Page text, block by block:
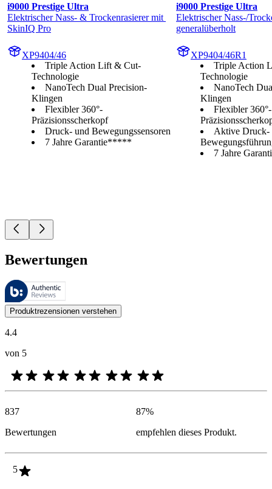
i9000 Prestige Ultra
Elektrischer Nass- & Trockenrasierer mit
SkinIQ Pro
XP9404/46
Triple Action Lift & Cut-
Technologie
NanoTech Dual Precision-
Klingen
Flexibler 360°-
Präzisionsscherkopf
Druck- und Bewegungssensoren
7 Jahre Garantie*****
i9000 Prestige Ultra
Elektrischer Nass-/
generalüberholt
XP9404/46R1
Triple Action
Technologie
NanoTech
Klingen
Flexibler 360°-
Aktive Druck-
7 Jahre
Bewertungen
Diese Bewertungen werden von Bazaarvoice verwaltet und
Kundenmeinungen in Form von Produkt- und Sternebewertungen
Produktrezensionen verstehen
4.4
von 5
837
Bewertungen
87%
empfehlen dieses Produkt.
5